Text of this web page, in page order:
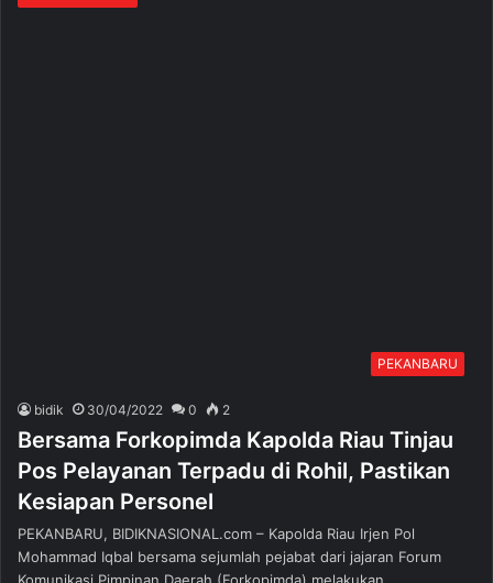
PEKANBARU
bidik 30/04/2022 0 2
Bersama Forkopimda Kapolda Riau Tinjau
Pos Pelayanan Terpadu di Rohil, Pastikan
Kesiapan Personel
PEKANBARU, BIDIKNASIONAL.com – Kapolda Riau Irjen Pol
Mohammad Iqbal bersama sejumlah pejabat dari jajaran Forum